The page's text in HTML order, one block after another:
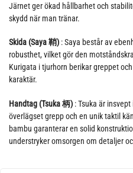
Järnet ger ökad hållbarhet och
skydd när man tränar.
Skida (Saya 鞘) : Saya består av
robusthet, vilket gör den
Kurigata i tjurhorn berikar greppet
karaktär.
Handtag (Tsuka 柄) : Tsuka är
överlägset grepp och en unik taktil
bambu garanterar en solid
understryker omsorgen om detaljer